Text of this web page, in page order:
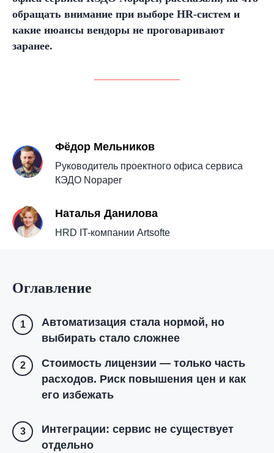
обращать внимание при выборе HR-систем и
какие нюансы вендоры не проговаривают
заранее.
Фёдор Мельников
Руководитель проектного офиса сервиса
КЭДО Nopaper
Наталья Данилова
HRD IT-компании Artsofte
Оглавление
1
Автоматизация стала нормой, но
выбирать стало сложнее
2
Стоимость лицензии — только часть
расходов. Риск повышения цен и как
его избежать
3
Интеграции: сервис не существует
отдельно